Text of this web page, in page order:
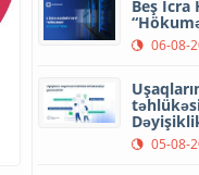
Beş
06-08-
05-08-